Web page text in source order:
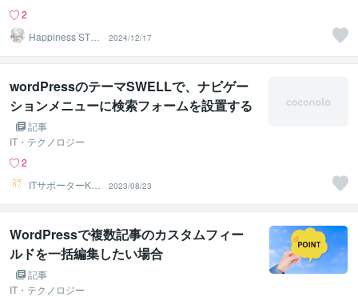
2
Happiness STA
2024/12/17
wordPressのテーマSWELLで、ナビゲー
ションメニューに検索フォームを設置する
方法記事
IT・テクノロジー
2
ITサポーターKU
MA222
2023/08/23
WordPressで複数記事のカスタムフィー
ルドを一括編集したい場合
記事
IT・テクノロジー